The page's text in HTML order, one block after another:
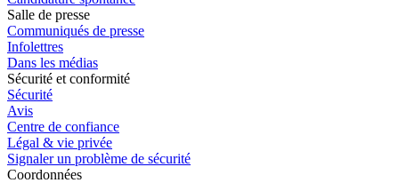
Salle de presse
Communiqués de presse
Infolettres
Dans les médias
Sécurité et conformité
Sécurité
Avis
Centre de confiance
Légal & vie privée
Signaler un problème de sécurité
Coordonnées